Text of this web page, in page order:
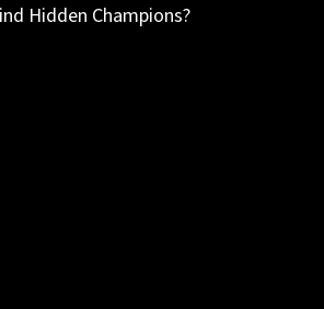
Hidden Champions?